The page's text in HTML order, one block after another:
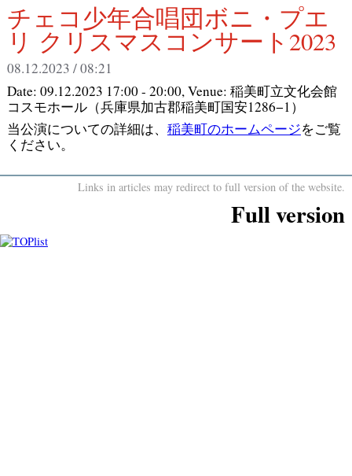
チェコ少年合唱団ボニ・プエ
リ クリスマスコンサート2023
08.12.2023 / 08:21
Date: 09.12.2023 17:00 - 20:00, Venue: 稲美町立文化会館
コスモホール（兵庫県加古郡稲美町国安1286−1）
当公演についての詳細は、 稲美町のホームページをご覧
ください。
Links in articles may redirect to full version of the website.
Full version